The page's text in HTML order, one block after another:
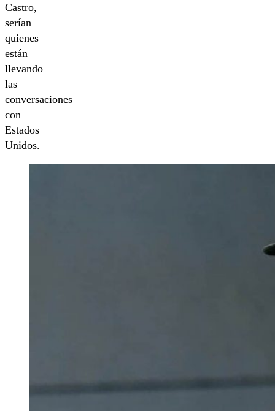
Castro,
serían
quienes
están
llevando
las
conversaciones
con
Estados
Unidos.